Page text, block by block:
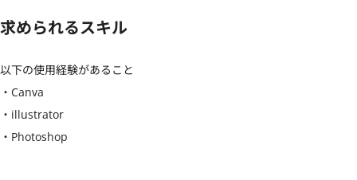
求められるスキル
以下の使用経験があること
・Canva
・illustrator
・Photoshop